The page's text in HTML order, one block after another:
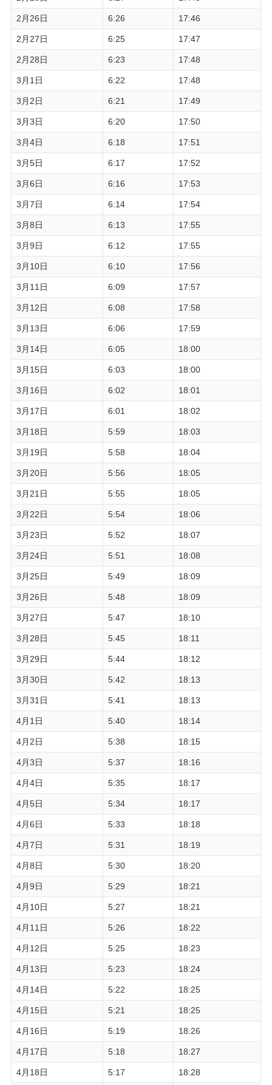
2月26日 6:26 17:46
2月27日 6:25 17:47
2月28日 6:23 17:48
3月1日 6:22 17:48
3月2日 6:21 17:49
3月3日 6:20 17:50
3月4日 6:18 17:51
3月5日 6:17 17:52
3月6日 6:16 17:53
3月7日 6:14 17:54
3月8日 6:13 17:55
3月9日 6:12 17:55
3月10日 6:10 17:56
3月11日 6:09 17:57
3月12日 6:08 17:58
3月13日 6:06 17:59
3月14日 6:05 18:00
3月15日 6:03 18:00
3月16日 6:02 18:01
3月17日 6:01 18:02
3月18日 5:59 18:03
3月19日 5:58 18:04
3月20日 5:56 18:05
3月21日 5:55 18:05
3月22日 5:54 18:06
3月23日 5:52 18:07
3月24日 5:51 18:08
3月25日 5:49 18:09
3月26日 5:48 18:09
3月27日 5:47 18:10
3月28日 5:45 18:11
3月29日 5:44 18:12
3月30日 5:42 18:13
3月31日 5:41 18:13
4月1日 5:40 18:14
4月2日 5:38 18:15
4月3日 5:37 18:16
4月4日 5:35 18:17
4月5日 5:34 18:17
4月6日 5:33 18:18
4月7日 5:31 18:19
4月8日 5:30 18:20
4月9日 5:29 18:21
4月10日 5:27 18:21
4月11日 5:26 18:22
4月12日 5:25 18:23
4月13日 5:23 18:24
4月14日 5:22 18:25
4月15日 5:21 18:25
4月16日 5:19 18:26
4月17日 5:18 18:27
4月18日 5:17 18:28